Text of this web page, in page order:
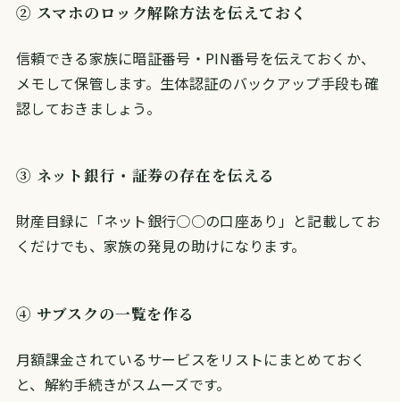
② スマホのロック解除方法を伝えておく
信頼できる家族に暗証番号・PIN番号を伝えておくか、
メモして保管します。生体認証のバックアップ手段も確
認しておきましょう。
③ ネット銀行・証券の存在を伝える
財産目録に「ネット銀行○○の口座あり」と記載してお
くだけでも、家族の発見の助けになります。
④ サブスクの一覧を作る
月額課金されているサービスをリストにまとめておく
と、解約手続きがスムーズです。